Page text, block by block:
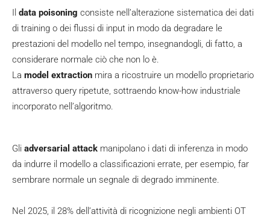
Il data poisoning consiste nell’alterazione sistematica dei dati
di training o dei flussi di input in modo da degradare le
prestazioni del modello nel tempo, insegnandogli, di fatto, a
considerare normale ciò che non lo è.
La model extraction mira a ricostruire un modello proprietario
attraverso query ripetute, sottraendo know-how industriale
incorporato nell’algoritmo.
Gli adversarial attack manipolano i dati di inferenza in modo
da indurre il modello a classificazioni errate, per esempio, far
sembrare normale un segnale di degrado imminente.
Nel 2025, il 28% dell’attività di ricognizione negli ambienti OT